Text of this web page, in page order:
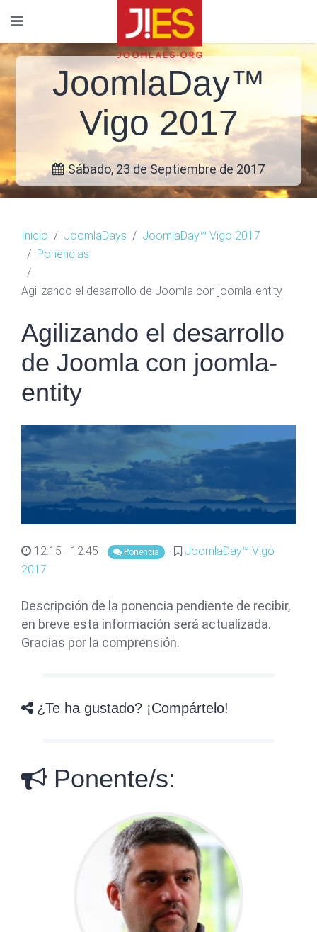
JoomlaDay™
Vigo 2017
Sábado, 23 de Septiembre de 2017
Inicio JoomlaDays
JoomlaDay™ Vigo 2017
Ponencias
Agilizando el desarrollo de Joomla con joomla-entity
Agilizando el desarrollo
de Joomla con joomla-
entity
12:15 - 12:45 - Ponencia -
JoomlaDay™ Vigo
2017
Descripción de la ponencia pendiente de recibir,
en breve esta información será actualizada.
Gracias por la comprensión.
¿Te ha gustado? ¡Compártelo!
Ponente/s: